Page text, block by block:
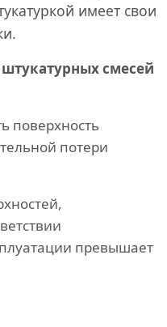
имеет свои
смесей
поверхность
потери
превышает